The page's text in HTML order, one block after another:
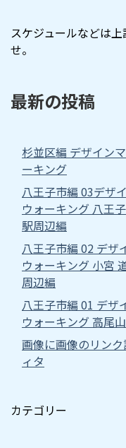
スケジュールなどは
せ。
最新の投稿
杉並区編 デザイン
ーキング
八王子市編 03デザ
ウォーキング 八王
駅周辺編
八王子市編 02 デザ
ウォーキング 小宮
周辺編
八王子市編 01 デザ
ウォーキング 高尾
画像に画像のリン
ィタ
カテゴリー